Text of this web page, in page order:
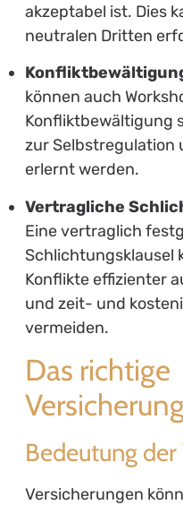
akzeptabel ist. Dies
neutralen Dritten
können auch
Konfliktbewältigung
zur Selbstregulation
erlernt werden.
Vertragliche
Eine vertraglich
Schlichtungsklausel
Konflikte effizienter
und zeit- und
vermeiden.
Das richtige
Bedeutung
Versicherungen